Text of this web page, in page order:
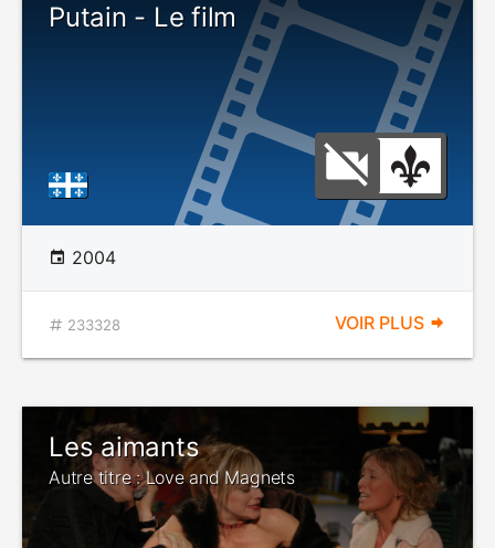
Putain - Le film
2004
233328 VOIR PLUS
Les aimants
Autre titre : Love and Magnets